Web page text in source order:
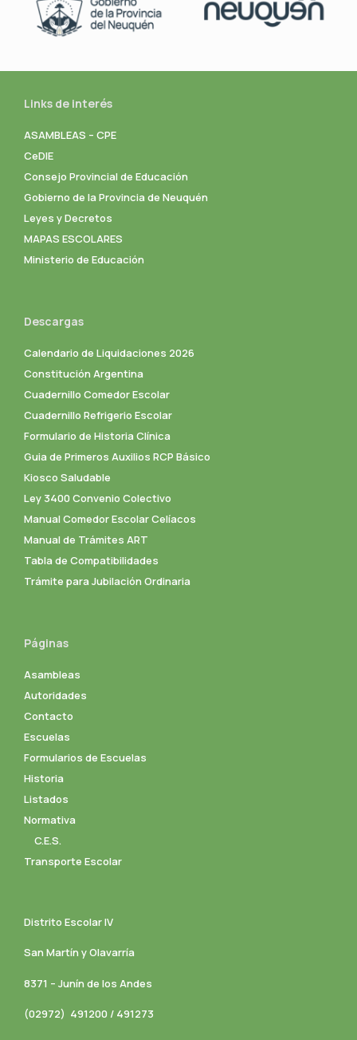
Links de interés
ASAMBLEAS – CPE
CeDIE
Consejo Provincial de Educación
Gobierno de la Provincia de Neuquén
Leyes y Decretos
MAPAS ESCOLARES
Ministerio de Educación
Descargas
Calendario de Liquidaciones 2026
Constitución Argentina
Cuadernillo Comedor Escolar
Cuadernillo Refrigerio Escolar
Formulario de Historia Clínica
Guia de Primeros Auxilios RCP Básico
Kiosco Saludable
Ley 3400 Convenio Colectivo
Manual Comedor Escolar Celíacos
Manual de Trámites ART
Tabla de Compatibilidades
Trámite para Jubilación Ordinaria
Páginas
Asambleas
Autoridades
Contacto
Escuelas
Formularios de Escuelas
Historia
Listados
Normativa
C.E.S.
Transporte Escolar
Distrito Escolar IV
San Martín y Olavarría
8371 – Junín de los Andes
(02972) 491200 / 491273